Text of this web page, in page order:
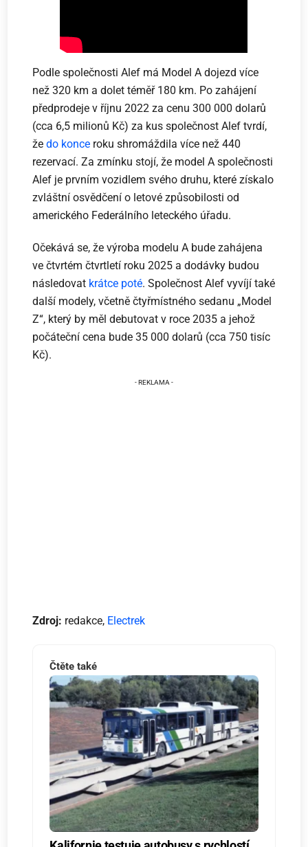
Podle společnosti Alef má Model A dojezd více
než 320 km a dolet téměř 180 km. Po zahájení
předprodeje v říjnu 2022 za cenu 300 000 dolarů
(cca 6,5 milionů Kč) za kus společnost Alef tvrdí,
žedo konce roku shromáždila více než 440
rezervací. Za zmínku stojí, že model A společnosti
Alef je prvním vozidlem svého druhu, které získalo
zvláštní osvědčení o letové způsobilosti od
amerického Federálního leteckého úřadu.
Očekává se, že výroba modelu A bude zahájena
ve čtvrtém čtvrtletí roku 2025 a dodávky budou
následovat krátce poté. Společnost Alef vyvíjí také
další modely, včetně čtyřmístného sedanu „Model
Z“, který by měl debutovat v roce 2035 a jehož
počáteční cena bude 35 000 dolarů (cca 750 tisíc
Kč).
Zdroj: redakce, Electrek
Čtěte také